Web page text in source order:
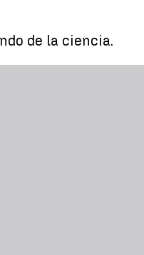
de la ciencia.